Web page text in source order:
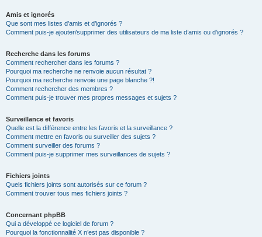
Amis et ignorés
Que sont mes listes d’amis et d’ignorés ?
Comment puis-je ajouter/supprimer des utilisateurs de ma liste d’amis ou d’ignorés ?
Recherche dans les forums
Comment rechercher dans les forums ?
Pourquoi ma recherche ne renvoie aucun résultat ?
Pourquoi ma recherche renvoie une page blanche ?!
Comment rechercher des membres ?
Comment puis-je trouver mes propres messages et sujets ?
Surveillance et favoris
Quelle est la différence entre les favoris et la surveillance ?
Comment mettre en favoris ou surveiller des sujets ?
Comment surveiller des forums ?
Comment puis-je supprimer mes surveillances de sujets ?
Fichiers joints
Quels fichiers joints sont autorisés sur ce forum ?
Comment trouver tous mes fichiers joints ?
Concernant phpBB
Qui a développé ce logiciel de forum ?
Pourquoi la fonctionnalité X n’est pas disponible ?